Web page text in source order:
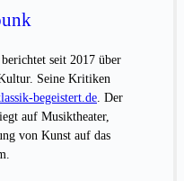
seit 2017 über
Seine Kritiken
begeistert.de . Der
auf Musiktheater,
von Kunst auf das